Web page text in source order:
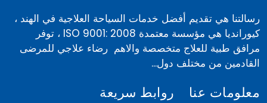
رسالتنا هي تقديم أفضل خدمات السياحة العلاجية في الهند ،
كيورانديا هي مؤسسة معتمدة ISO 9001: 2008 ، توفر
مرافق طبية للعلاج متخصصة والاهم رضاء علاجي للمرضى
القادمين من مختلف دول...
معلومات عنا روابط سريعة